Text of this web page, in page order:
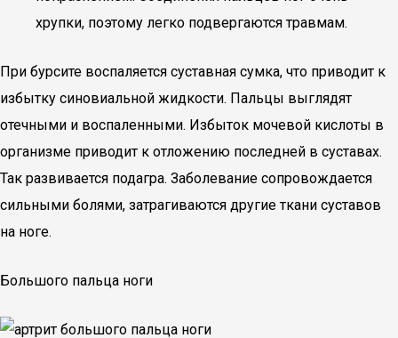
хрупки, поэтому легко подвергаются травмам.
При бурсите воспаляется суставная сумка, что приводит к
избытку синовиальной жидкости. Пальцы выглядят
отечными и воспаленными. Избыток мочевой кислоты в
организме приводит к отложению последней в суставах.
Так развивается подагра. Заболевание сопровождается
сильными болями, затрагиваются другие ткани суставов
на ноге.
Большого пальца ноги